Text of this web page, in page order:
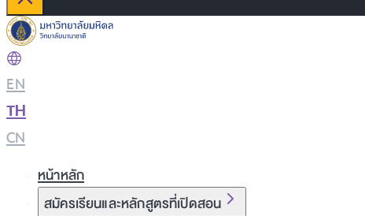
EN
TH
CN
หน้าหลัก
สมัครเรียนและหลักสูตรที่เปิดสอน